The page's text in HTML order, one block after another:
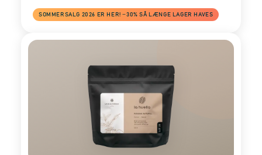
SOMMERSALG 2026 ER HER! −30% SÅ LÆNGE LAGER HAVES